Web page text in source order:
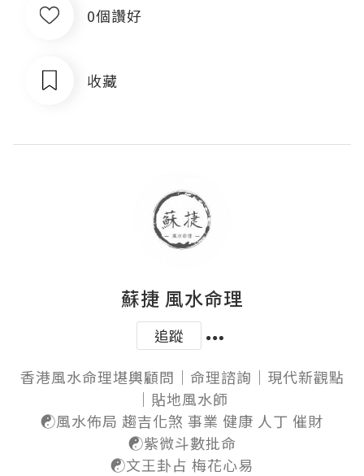
0個讚好
收藏
蘇捷 風水命理
追蹤
香港風水命理堪輿顧問｜命理諮詢｜現代新觀點
｜貼地風水師
☯️風水佈局 趨吉化煞 事業 健康 人丁 催財
☯️紫微斗數批命
☯️文王卦占 梅花心易